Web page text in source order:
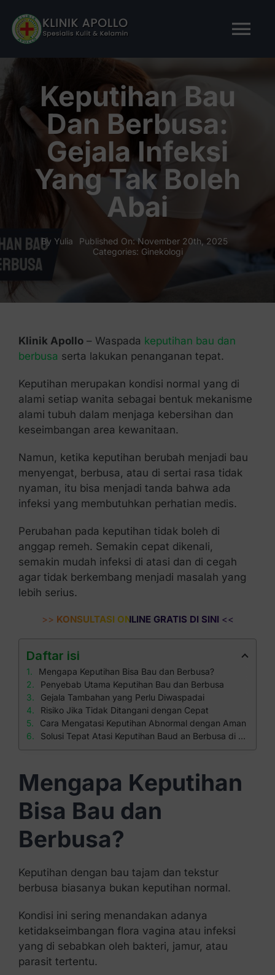
content
TENTANG KAMI
LAYANAN KAMI
Tanya Apollo
Keputihan Bau
Dan Berbusa:
Gejala Infeksi
Yang Tak Boleh
Abai
By Yulia
Published On: November 20th, 2025
Categories: Ginekologi
Klinik Apollo– Waspada keputihan bau dan
berbusa serta lakukan penanganan tepat.
Keputihan merupakan kondisi normal yang di
alami setiap wanita sebagai bentuk mekanisme
alami tubuh dalam menjaga kebersihan dan
keseimbangan area kewanitaan.
Namun, ketika keputihan berubah menjadi bau
menyengat, berbusa, atau di sertai rasa tidak
nyaman, itu bisa menjadi tanda bahwa ada
infeksi yang membutuhkan perhatian medis.
Perubahan pada keputihan tidak boleh di
anggap remeh. Semakin cepat dikenali,
semakin mudah infeksi di atasi dan di cegah
agar tidak berkembang menjadi masalah yang
lebih serius.
>> KONSULTASI ONLINE GRATIS DI SINI <<
Daftar isi
Mengapa Keputihan Bisa Bau dan Berbusa?
Penyebab Utama Keputihan Bau dan Berbusa
Gejala Tambahan yang Perlu Diwaspadai
Risiko Jika Tidak Ditangani dengan Cepat
Cara Mengatasi Keputihan Abnormal dengan Aman
Solusi Tepat Atasi Keputihan Baud an Berbusa di Klinik Apollo
Mengapa Keputihan
Bisa Bau dan
Berbusa?
Keputihan dengan bau tajam dan tekstur
berbusa biasanya bukan keputihan normal.
Kondisi ini sering menandakan adanya
ketidakseimbangan flora vagina atau infeksi
yang di sebabkan oleh bakteri, jamur, atau
parasit tertentu.